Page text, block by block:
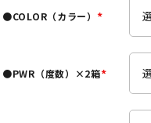
)
●COLOR（カラー）
)
●PWR（度数）×2箱